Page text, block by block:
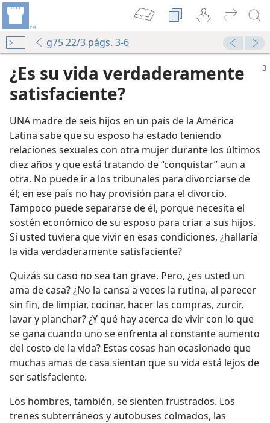
g75 22/3 págs. 3-6
¿Es su vida verdaderamente
satisfaciente?
UNA madre de seis hijos en un país de la América
Latina sabe que su esposo ha estado teniendo
relaciones sexuales con otra mujer durante los últimos
diez años y que está tratando de “conquistar” aun a
otra. No puede ir a los tribunales para divorciarse de
él; en ese país no hay provisión para el divorcio.
Tampoco puede separarse de él, porque necesita el
sostén económico de su esposo para criar a sus hijos.
Si usted tuviera que vivir en esas condiciones, ¿hallaría
la vida verdaderamente satisfaciente?
Quizás su caso no sea tan grave. Pero, ¿es usted un
ama de casa? ¿No la cansa a veces la rutina, al parecer
sin fin, de limpiar, cocinar, hacer las compras, zurcir,
lavar y planchar? ¿Y qué hay acerca de vivir con lo que
se gana cuando uno se enfrenta al constante aumento
del costo de la vida? Estas cosas han ocasionado que
muchas amas de casa sientan que su vida está lejos de
ser satisfaciente.
Los hombres, también, se sienten frustrados. Los
trenes subterráneos y autobuses colmados, las